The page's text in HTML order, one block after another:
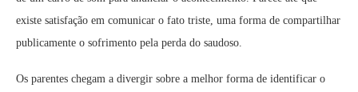
existe satisfação em comunicar o fato triste, uma forma de compartilhar
publicamente o sofrimento pela perda do saudoso.
Os parentes chegam a divergir sobre a melhor forma de identificar o